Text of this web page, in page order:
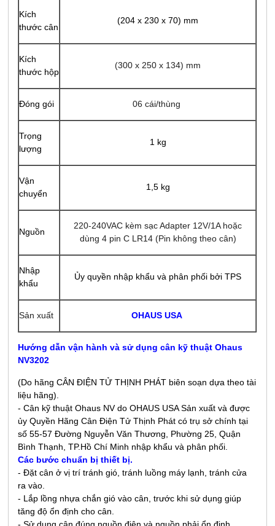
Kích
thước cân
(204 x 230 x 70) mm
Kích
thước hộp
(300 x 250 x 134) mm
Đóng gói 06 cái/thùng
Trọng
lượng
1 kg
Vận
chuyển
1,5 kg
Nguồn
220-240VAC kèm sạc Adapter 12V/1A hoặc
dùng 4 pin C LR14 (Pin không theo cân)
Nhập
khẩu
Ủy quyền nhập khẩu và phân phối bởi TPS
Sản xuất OHAUS USA
Hướng dẫn vận hành và sử dụng cân kỹ thuật Ohaus
NV3202
(Do hãng CÂN ĐIỆN TỬ THỊNH PHÁT biên soạn dựa theo tài
liệu hãng).
- Cân kỹ thuật Ohaus NV do OHAUS USA Sản xuất và được
ủy Quyền Hãng Cân Điện Tử Thịnh Phát có trụ sở chính tại
số 55-57 Đường Nguyễn Văn Thương, Phường 25, Quận
Bình Thạnh, TP.Hồ Chí Minh nhập khẩu và phân phối.
Các bước chuẩn bị thiết bị.
- Đặt cân ở vị trí tránh gió, tránh luồng máy lạnh, tránh cửa
ra vào.
- Lắp lồng nhựa chắn gió vào cân, trước khi sử dụng giúp
tăng độ ổn định cho cân.